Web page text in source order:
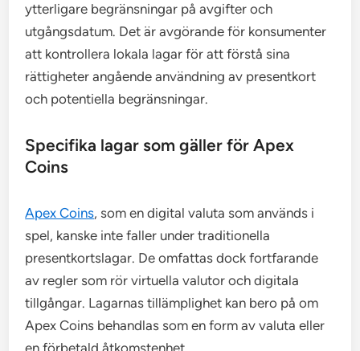
ytterligare begränsningar på avgifter och
utgångsdatum. Det är avgörande för konsumenter
att kontrollera lokala lagar för att förstå sina
rättigheter angående användning av presentkort
och potentiella begränsningar.
Specifika lagar som gäller för Apex
Coins
Apex Coins, som en digital valuta som används i
spel, kanske inte faller under traditionella
presentkortslagar. De omfattas dock fortfarande
av regler som rör virtuella valutor och digitala
tillgångar. Lagarnas tillämplighet kan bero på om
Apex Coins behandlas som en form av valuta eller
en förbetald åtkomstenhet.